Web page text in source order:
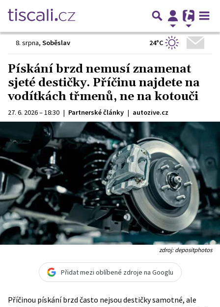
8. srpna, Soběslav 24°C
Pískání brzd nemusí znamenat
sjeté destičky. Příčinu najdete na
vodítkách třmenů, ne na kotouči
27. 6. 2026 – 18:30 | Partnerské články | autozive.cz
zdroj: depositphotos
Přidat mezi oblíbené zdroje na Googlu
Příčinou pískání brzd často nejsou destičky samotné, ale